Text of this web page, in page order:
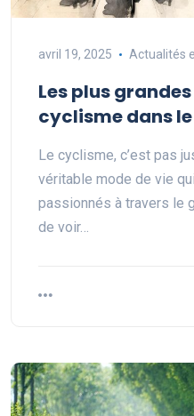
avril 19, 2025 Actualités
Les plus
cyclisme dans
Le cyclisme, c’est pas
véritable mode de vie
passionnés à travers le
de voir…